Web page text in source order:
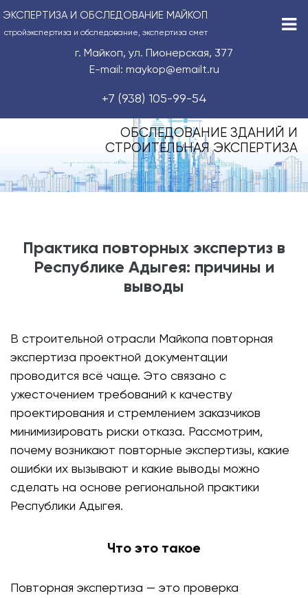
ЭКСПЕРТИЗА И ОБСЛЕДОВАНИЕ МАЙКОП
стройэкспертиза и обследование, экспертиза смет
г. Майкоп, ул. Пионерская, 377
E-mail: maykop@emailt.ru
+7 (938) 105-99-54
ОБСЛЕДОВАНИЕ ЗДАНИЙ И
СТРОИТЕЛЬНАЯ ЭКСПЕРТИЗА
Практика повторных экспертиз в
Республике Адыгея: причины и
выводы
В строительной отрасли Майкопа повторная
экспертиза проектной документации
проводится всё чаще. Это связано с
ужесточением требований к качеству
проектирования и стремлением заказчиков
минимизировать риски отказа. Рассмотрим,
почему возникают повторные экспертизы, какие
ошибки их вызывают и какие выводы можно
сделать на основе региональной практики
Республики Адыгея.
Что это такое
Повторная экспертиза — это проверка